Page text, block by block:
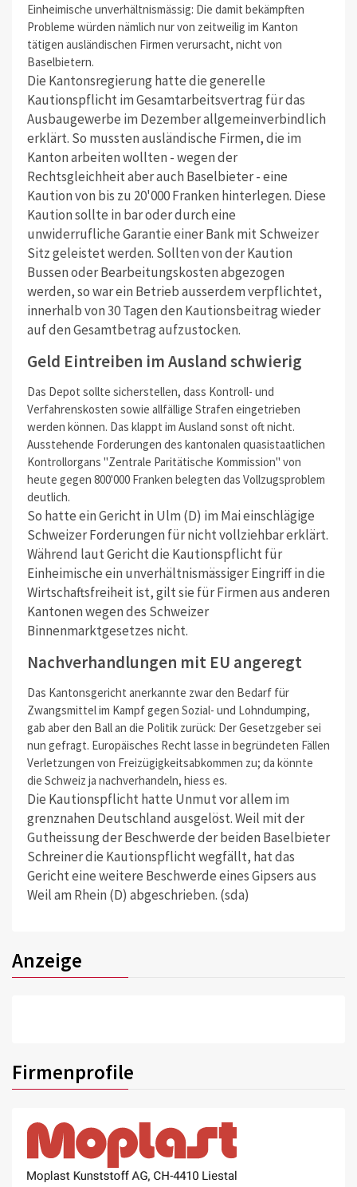
Einheimische unverhältnismässig: Die damit bekämpften
Probleme würden nämlich nur von zeitweilig im Kanton
tätigen ausländischen Firmen verursacht, nicht von
Baselbietern.
Die Kantonsregierung hatte die generelle
Kautionspflicht im Gesamtarbeitsvertrag für das
Ausbaugewerbe im Dezember allgemeinverbindlich
erklärt. So mussten ausländische Firmen, die im
Kanton arbeiten wollten - wegen der
Rechtsgleichheit aber auch Baselbieter - eine
Kaution von bis zu 20'000 Franken hinterlegen. Diese
Kaution sollte in bar oder durch eine
unwiderrufliche Garantie einer Bank mit Schweizer
Sitz geleistet werden. Sollten von der Kaution
Bussen oder Bearbeitungskosten abgezogen
werden, so war ein Betrieb ausserdem verpflichtet,
innerhalb von 30 Tagen den Kautionsbeitrag wieder
auf den Gesamtbetrag aufzustocken.
Geld Eintreiben im Ausland schwierig
Das Depot sollte sicherstellen, dass Kontroll- und
Verfahrenskosten sowie allfällige Strafen eingetrieben
werden können. Das klappt im Ausland sonst oft nicht.
Ausstehende Forderungen des kantonalen quasistaatlichen
Kontrollorgans "Zentrale Paritätische Kommission" von
heute gegen 800'000 Franken belegten das Vollzugsproblem
deutlich.
So hatte ein Gericht in Ulm (D) im Mai einschlägige
Schweizer Forderungen für nicht vollziehbar erklärt.
Während laut Gericht die Kautionspflicht für
Einheimische ein unverhältnismässiger Eingriff in die
Wirtschaftsfreiheit ist, gilt sie für Firmen aus anderen
Kantonen wegen des Schweizer
Binnenmarktgesetzes nicht.
Nachverhandlungen mit EU angeregt
Das Kantonsgericht anerkannte zwar den Bedarf für
Zwangsmittel im Kampf gegen Sozial- und Lohndumping,
gab aber den Ball an die Politik zurück: Der Gesetzgeber sei
nun gefragt. Europäisches Recht lasse in begründeten Fällen
Verletzungen von Freizügigkeitsabkommen zu; da könnte
die Schweiz ja nachverhandeln, hiess es.
Die Kautionspflicht hatte Unmut vor allem im
grenznahen Deutschland ausgelöst. Weil mit der
Gutheissung der Beschwerde der beiden Baselbieter
Schreiner die Kautionspflicht wegfällt, hat das
Gericht eine weitere Beschwerde eines Gipsers aus
Weil am Rhein (D) abgeschrieben. (sda)
Anzeige
Firmenprofile